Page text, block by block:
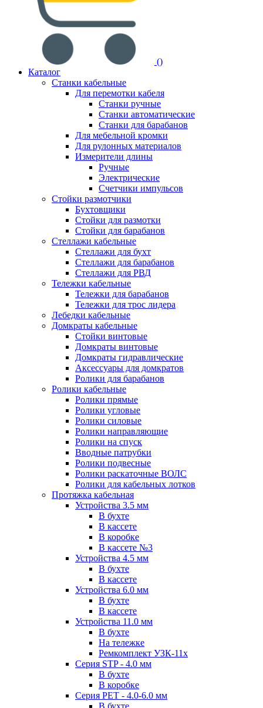
()
Каталог
Станки кабельные
Для перемотки кабеля
Станки ручные
Станки автоматические
Станки для барабанов
Для мебельной кромки
Для рулонных материалов
Измерители длины
Ручные
Электрические
Счетчики импульсов
Стойки размотчики
Бухтовщики
Стойки для размотки
Стойки для барабанов
Стеллажи кабельные
Стеллажи для бухт
Стеллажи для барабанов
Стеллажи для РВД
Тележки кабельные
Тележки для барабанов
Тележки для трос лидера
Лебедки кабельные
Домкраты кабельные
Стойки винтовые
Домкраты винтовые
Домкраты гидравлические
Аксессуары для домкратов
Ролики для барабанов
Ролики кабельные
Ролики прямые
Ролики угловые
Ролики силовые
Ролики направляющие
Ролики на спуск
Вводные патрубки
Ролики подвесные
Ролики раскаточные ВОЛС
Ролики для кабельных лотков
Протяжка кабельная
Устройства 3.5 мм
В бухте
В кассете
В коробке
В кассете №3
Устройства 4.5 мм
В бухте
В кассете
Устройства 6.0 мм
В бухте
В кассете
Устройства 11.0 мм
В бухте
На тележке
Ремкомплект УЗК-11х
Серия STP - 4.0 мм
В бухте
В коробке
Серия PET - 4.0-6.0 мм
В бухте